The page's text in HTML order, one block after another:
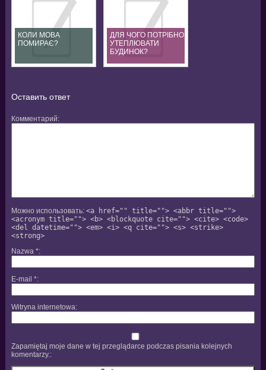
КОЛИ МОВА
ПОМИРАЄ?
ДЛЯ ЧОГО ПОТРІБНО
УТЕПЛЮВАТИ
БУДИНОК?
Оставить ответ
Комментарий
Можно использовать: <a href="" title=""> <abbr title="">
<acronym title=""> <b> <blockquote cite=""> <cite> <code>
<del datetime=""> <em> <i> <q cite=""> <s> <strike>
<strong>
Nazwa *
E-mail *
Witryna internetowa
Zapamiętaj moje dane w tej przeglądarce podczas pisania kolejnych
komentarzy.